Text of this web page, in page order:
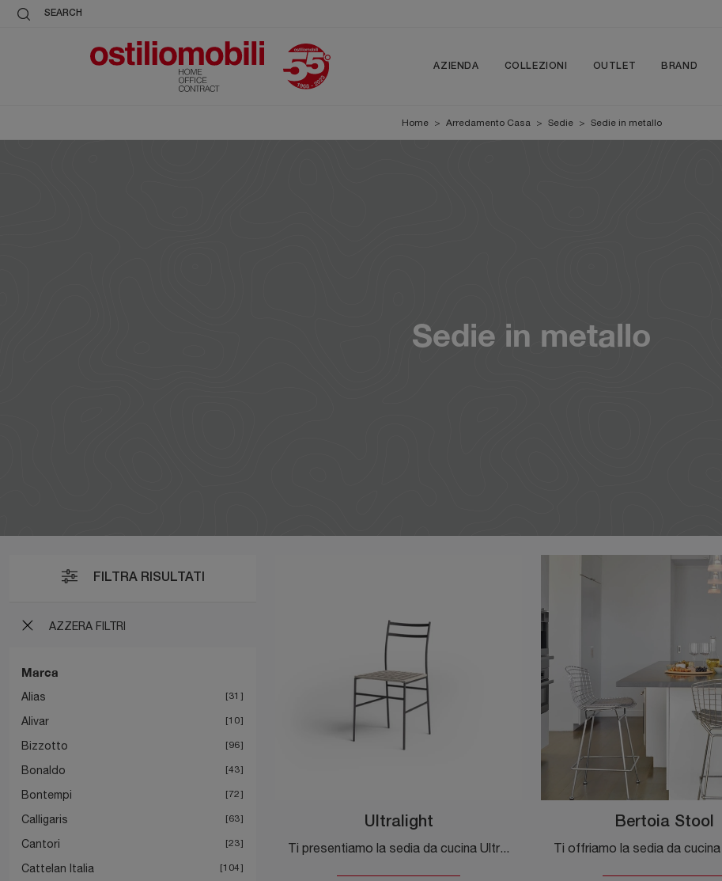
SEARCH
AZIENDA COLLEZIONI OUTLET BRAND
Home > Arredamento Casa > Sedie > Sedie in metallo
Sedie in metallo
FILTRA RISULTATI
AZZERA FILTRI
Marca
Alias 31
Alivar 10
Bizzotto 96
Bonaldo 43
Bontempi 72
Calligaris 63
Cantori 23
Cattelan Italia 104
Ultralight
Ti presentiamo la sedia da cucina Ultralight per ambientazioni moderne, tra le più originali Sedie fisse di Desalto.
Bertoia Stool